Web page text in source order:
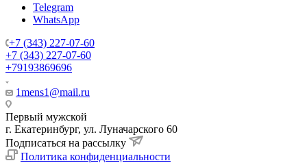
Telegram
WhatsApp
+7 (343) 227-07-60
+7 (343) 227-07-60
+79193869696
1mens1@mail.ru
Первый мужской
г. Екатеринбург, ул. Луначарского 60
Подписаться на рассылку
Политика конфиденциальности